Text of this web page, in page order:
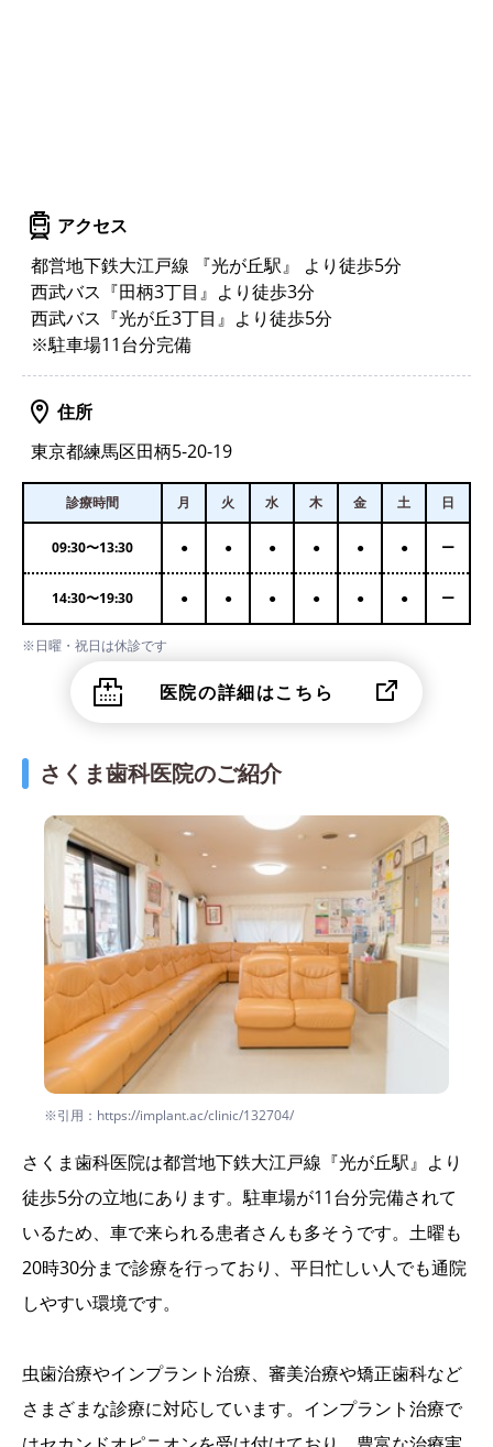
アクセス
都営地下鉄大江戸線 『光が丘駅』 より徒歩5分
西武バス『田柄3丁目』より徒歩3分
西武バス『光が丘3丁目』より徒歩5分
※駐車場11台分完備
住所
東京都練馬区田柄5-20-19
診療時間 月 火 水 木 金 土 日
09:30〜13:30 ● ● ● ● ● ● ー
14:30〜19:30 ● ● ● ● ● ● ー
※日曜・祝日は休診です
医院の詳細はこちら
さくま歯科医院のご紹介
※引用：https://implant.ac/clinic/132704/
さくま歯科医院は都営地下鉄大江戸線『光が丘駅』より
徒歩5分の立地にあります。駐車場が11台分完備されて
いるため、車で来られる患者さんも多そうです。土曜も
20時30分まで診療を行っており、平日忙しい人でも通院
しやすい環境です。
虫歯治療やインプラント治療、審美治療や矯正歯科など
さまざまな診療に対応しています。インプラント治療で